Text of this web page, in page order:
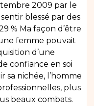
2009 par le
blessé par des
% Ma façon d’être
une femme pouvait
d’une
confiance en soi
nichée, l’homme
plus
beaux combats.